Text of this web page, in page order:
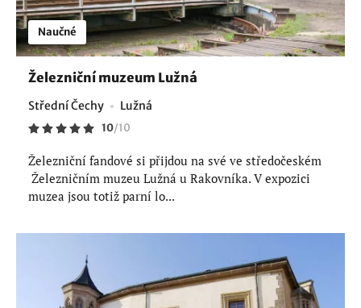
Naučné
Železniční muzeum Lužná
Střední Čechy Lužná
10/10
Železniční fandové si přijdou na své ve středočeském
Železničním muzeu Lužná u Rakovníka. V expozici
muzea jsou totiž parní lo...